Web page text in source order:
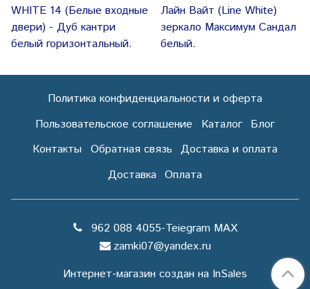
WHITE 14 (Белые входные
двери) - Дуб кантри
белый горизонтальный.
Лайн Вайт (Line White)
зеркало Максимум Сандал
белый.
Политика конфиденциальности и оферта
Пользовательское соглашение
Каталог Блог
Контакты Обратная связь Доставка и оплата
Доставка Оплата
962 088 4055-Teiegram МАХ
zamki07@yandex.ru
Интернет-магазин создан на InSales